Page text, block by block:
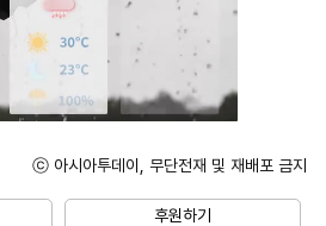
ⓒ 아시아투데이, 무단전재 및 재배포 금지
후원하기